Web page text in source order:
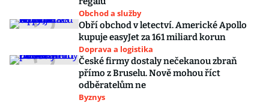
Obchod a služby
Obří obchod v letectví. Americké Apollo
kupuje easyJet za 161 miliard korun
Doprava a logistika
České firmy dostaly nečekanou zbraň
přímo z Bruselu. Nově mohou říct
odběratelům ne
Byznys